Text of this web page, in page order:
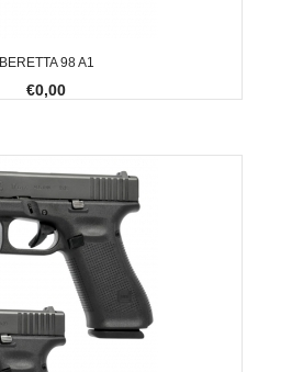
BERETTA 98 A1
€0,00